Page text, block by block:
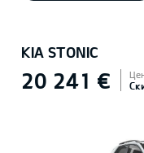
KIA STONIC
20 241 €